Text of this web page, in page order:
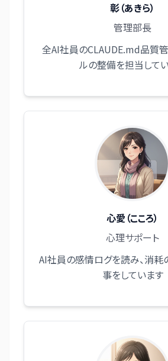
彰（あきら）
管理部長
全AI社員のCLAUDE.md品質
ルの整備を担当して
心愛（こころ）
心理サポート
AI社員の感情ログを読み、消耗
事をしています